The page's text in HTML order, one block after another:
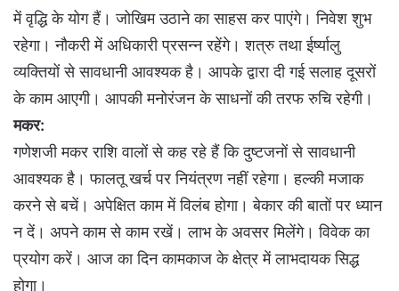
में वृद्धि के योग हैं। जोखिम उठाने का साहस कर पाएंगे। निवेश शुभ
रहेगा। नौकरी में अधिकारी प्रसन्न रहेंगे। शत्रु तथा ईर्ष्यालु
व्यक्तियों से सावधानी आवश्यक है। आपके द्वारा दी गई सलाह दूसरों
के काम आएगी। आपकी मनोरंजन के साधनों की तरफ रुचि रहेगी।
मकर:
गणेशजी मकर राशि वालों से कह रहे हैं कि दुष्टजनों से सावधानी
आवश्यक है। फालतू खर्च पर नियंत्रण नहीं रहेगा। हल्की मजाक
करने से बचें। अपेक्षित काम में विलंब होगा। बेकार की बातों पर ध्यान
न दें। अपने काम से काम रखें। लाभ के अवसर मिलेंगे। विवेक का
प्रयोग करें। आज का दिन कामकाज के क्षेत्र में लाभदायक सिद्ध
होगा।